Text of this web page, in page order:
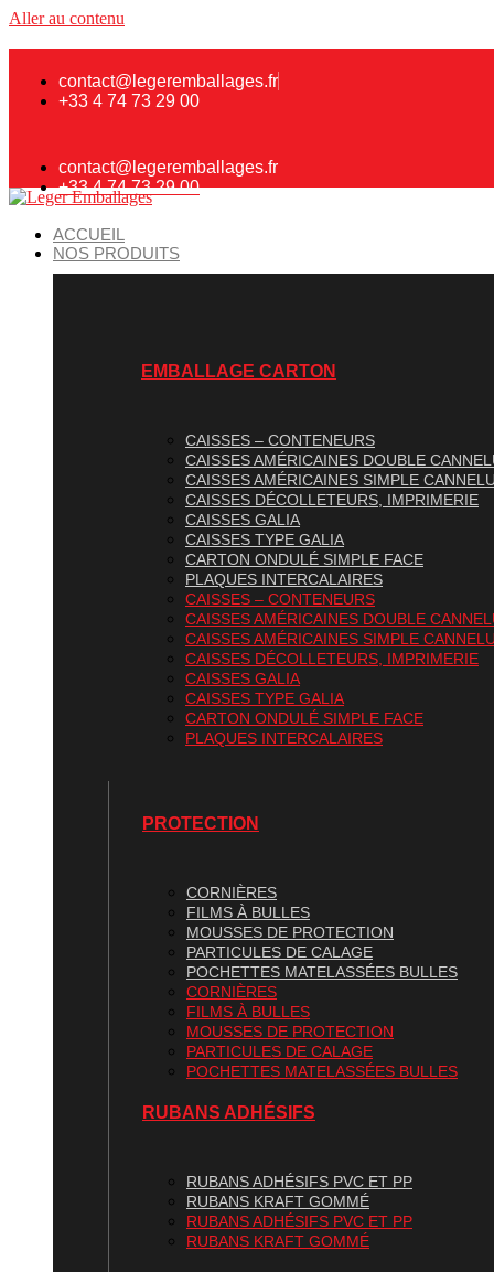
Aller au contenu
contact@legeremballages.fr
+33 4 74 73 29 00
contact@legeremballages.fr
+33 4 74 73 29 00
ACCUEIL
NOS PRODUITS
EMBALLAGE CARTON
CAISSES – CONTENEURS
CAISSES AMÉRICAINES DOUBLE
CAISSES AMÉRICAINES SIMPLE
CAISSES DÉCOLLETEURS, IMPRIMERIE
CAISSES GALIA
CAISSES TYPE GALIA
CARTON ONDULÉ SIMPLE FACE
PLAQUES INTERCALAIRES
CAISSES – CONTENEURS
CAISSES AMÉRICAINES DOUBLE
CAISSES AMÉRICAINES SIMPLE
CAISSES DÉCOLLETEURS, IMPRIMERIE
CAISSES GALIA
CAISSES TYPE GALIA
CARTON ONDULÉ SIMPLE FACE
PLAQUES INTERCALAIRES
PROTECTION
CORNIÈRES
FILMS À BULLES
MOUSSES DE PROTECTION
PARTICULES DE CALAGE
POCHETTES MATELASSÉES BULLES
CORNIÈRES
FILMS À BULLES
MOUSSES DE PROTECTION
PARTICULES DE CALAGE
POCHETTES MATELASSÉES BULLES
RUBANS ADHÉSIFS
RUBANS ADHÉSIFS PVC ET PP
RUBANS KRAFT GOMMÉ
RUBANS ADHÉSIFS PVC ET PP
RUBANS KRAFT GOMMÉ